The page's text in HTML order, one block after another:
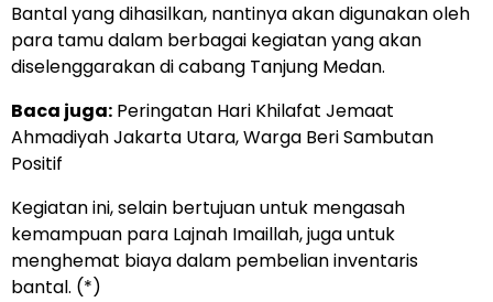
Bantal yang dihasilkan, nantinya akan digunakan oleh
para tamu dalam berbagai kegiatan yang akan
diselenggarakan di cabang Tanjung Medan.
Baca juga: Peringatan Hari Khilafat Jemaat
Ahmadiyah Jakarta Utara, Warga Beri Sambutan
Positif
Kegiatan ini, selain bertujuan untuk mengasah
kemampuan para Lajnah Imaillah, juga untuk
menghemat biaya dalam pembelian inventaris
bantal. (*)